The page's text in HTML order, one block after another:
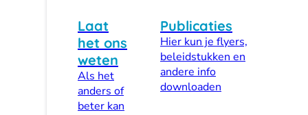
Laat
het ons
weten
Als het
anders of
beter kan
Publicaties
Hier kun je flyers,
beleidstukken en
andere info
downloaden